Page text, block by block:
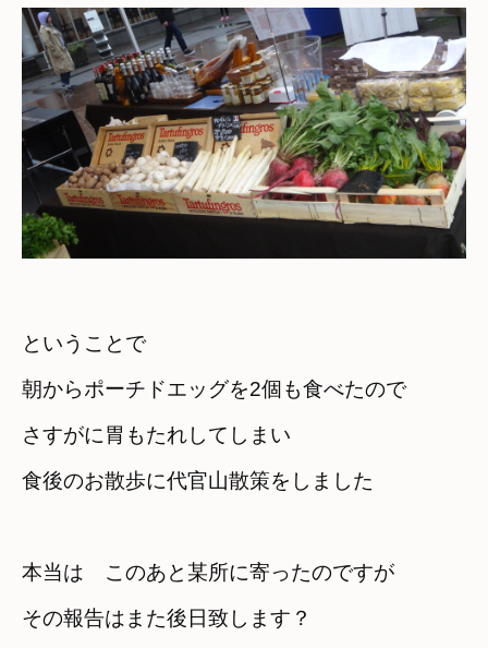
ということで
朝からポーチドエッグを2個も食べたので
さすがに胃もたれしてしまい
食後のお散歩に代官山散策をしました
本当は　このあと某所に寄ったのですが
その報告はまた後日致します？